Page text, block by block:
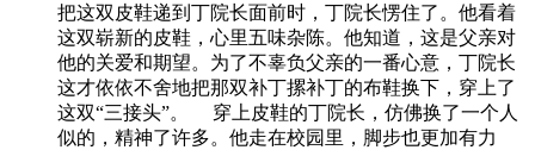
把这双皮鞋递到丁院长面前时，丁院长愣住了。他看着
这双崭新的皮鞋，心里五味杂陈。他知道，这是父亲对
他的关爱和期望。为了不辜负父亲的一番心意，丁院长
这才依依不舍地把那双补丁摞补丁的布鞋换下，穿上了
这双“三接头”。 穿上皮鞋的丁院长，仿佛换了一个人
似的，精神了许多。他走在校园里，脚步也更加有力